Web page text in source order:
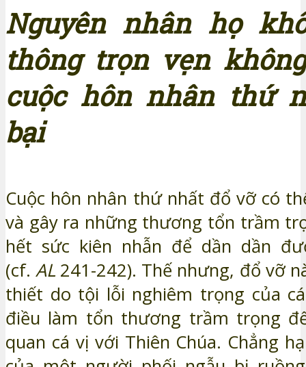
Nguyên nhân họ
thông trọn vẹn
cuộc hôn nhân thứ
bại
Cuộc hôn nhân thứ nhất đổ vỡ có
và gây ra những thương tổn trầm
hết sức kiên nhẫn để dần dần
(cf.AL241-242). Thế nhưng, đổ vỡ
thiết do tội lỗi nghiêm trọng của
điều làm tổn thương trầm trọng
quan cá vị với Thiên Chúa. Chẳng